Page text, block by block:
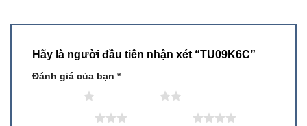
Hãy là người đầu tiên nhận xét “TU09K6C”
Đánh giá của bạn *